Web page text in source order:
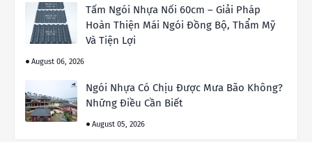
Tấm Ngói Nhựa Nối 60cm – Giải Pháp
Hoàn Thiện Mái Ngói Đồng Bộ, Thẩm Mỹ
Và Tiện Lợi
August 06, 2026
Ngói Nhựa Có Chịu Được Mưa Bão Không?
Những Điều Cần Biết
August 05, 2026